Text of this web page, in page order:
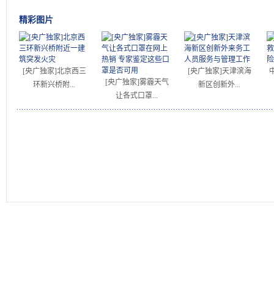
精彩图片
[央广独家]北京西三
环新兴桥附...
[央广独家]雾霾天气
让各式口罩...
[央广独家]天津滨海
新区创新外...